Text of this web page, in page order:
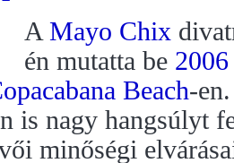
A Mayo Chix
én mutatta be
Beach-
is nagy hangsúlyt
minőségi